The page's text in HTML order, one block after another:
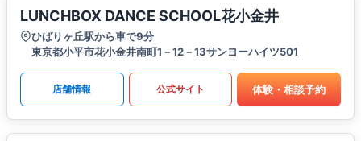
LUNCHBOX DANCE SCHOOL花小金井
ひばりヶ丘駅から車で9分
東京都小平市花小金井南町1－12－13サンヨーハイツ501
店舗情報 公式サイト 体験・相談予約